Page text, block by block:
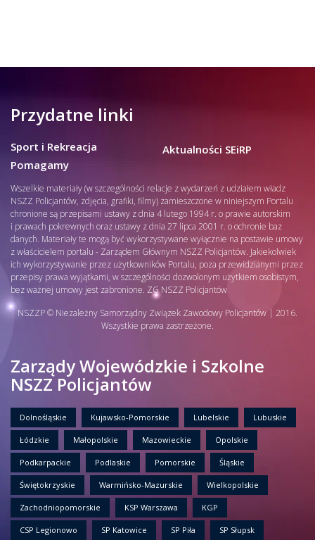
Przydatne linki
Sport i Rekreacja
Pomagamy
Aktualności SEiRP
Wszelkie materiały (w szczególności relacje z wydarzeń z udziałem władz
NSZZ Policjantów, zdjęcia, grafiki, filmy) zamieszczone w niniejszym Portalu
chronione są przepisami ustawy z dnia 4 lutego 1994 r. o prawie autorskim
i prawach pokrewnych oraz ustawy z dnia 27 lipca 2001 r. o ochronie baz
danych. Materiały te mogą być wykorzystywane wyłącznie na postawie umowy
z właścicielem portalu - Zarządem Głównym NSZZ Policjantów. Jakiekolwiek
ich wykorzystywanie przez użytkowników Portalu, poza przewidzianymi przez
przepisy prawa wyjątkami, w szczególności dozwolonym użytkiem osobistym,
bez ważnej umowy jest zabronione. ZG NSZZ Policjantów
NSZZP © Niezależny Samorządny Związek Zawodowy Policjantów | 2016.
Wszystkie prawa zastrzeżone.
Zarządy Wojewódzkie i Szkolne
NSZZ Policjantów
Dolnośląskie Kujawsko-Pomorskie Lubelskie Lubuskie
Łódzkie Małopolskie Mazowieckie Opolskie
Podkarpackie Podlaskie Pomorskie Śląskie
Świętokrzyskie Warmińsko-Mazurskie Wielkopolskie
Zachodniopomorskie KSP Warszawa KGP
CSP Legionowo SP Katowice SP Piła SP Słupsk